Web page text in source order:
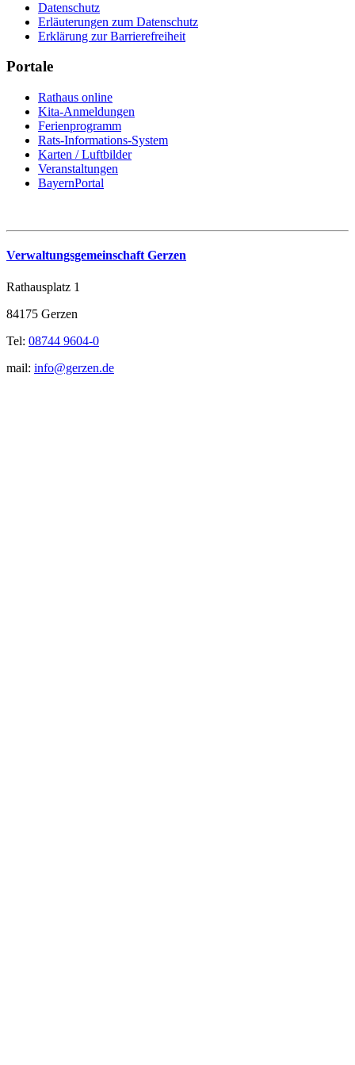
Datenschutz
Erläuterungen zum Datenschutz
Erklärung zur Barrierefreiheit
Portale
Rathaus online
Kita-Anmeldungen
Ferienprogramm
Rats-Informations-System
Karten / Luftbilder
Veranstaltungen
BayernPortal
Verwaltungsgemeinschaft Gerzen
Rathausplatz 1
84175 Gerzen
Tel: 08744 9604-0
mail: info@gerzen.de